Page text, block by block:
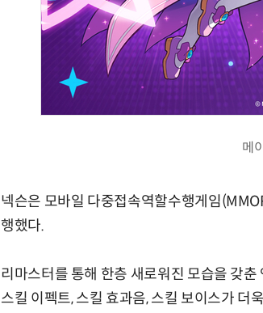
메
넥슨은 모바일 다중접속역할수행게임
행했다.
리마스터를 통해 한층 새로워진 모습을 갖
스킬 이펙트, 스킬 효과음, 스킬 보이스가 더